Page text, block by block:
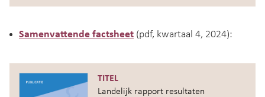
Samenvattende factsheet (pdf, kwartaal 4, 2024):
TITEL
Landelijk rapport resultaten